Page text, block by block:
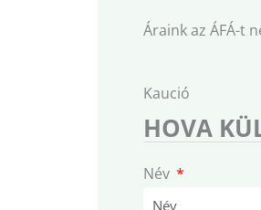
Áraink az ÁFÁ-t
Kaució
HOVA
Név